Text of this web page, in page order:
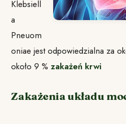
Klebsiell
a
Pneuom
oniae jest odpowiedzialna za
około 9 %zakażeń krwi
Zakażenia układu